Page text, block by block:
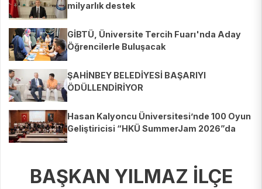
milyarlık destek
GİBTÜ, Üniversite Tercih Fuarı'nda Aday
Öğrencilerle Buluşacak
ŞAHİNBEY BELEDİYESİ BAŞARIYI
ÖDÜLLENDİRİYOR
Hasan Kalyoncu Üniversitesi’nde 100 Oyun
Geliştiricisi “HKÜ SummerJam 2026”da
BAŞKAN YILMAZ İLÇE